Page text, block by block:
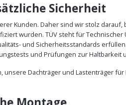
Sicherheit
Kunden. Daher sind wir stolz
wurden. TÜV steht für
und Sicherheitsstandards
und Prüfungen zur Haltbarkeit
Dachträger und Lastenträger